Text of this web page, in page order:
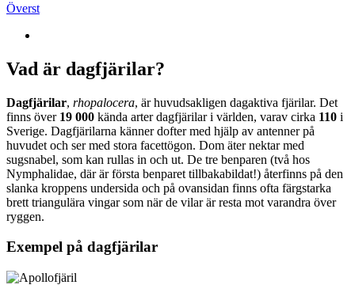
Överst
Vad är dagfjärilar?
Dagfjärilar, rhopalocera, är huvudsakligen dagaktiva fjärilar. Det
finns över 19 000 kända arter dagfjärilar i världen, varav cirka 110 i
Sverige. Dagfjärilarna känner dofter med hjälp av antenner på
huvudet och ser med stora facettögon. Dom äter nektar med
sugsnabel, som kan rullas in och ut. De tre benparen (två hos
Nymphalidae, där är första benparet tillbakabildat!) återfinns på den
slanka kroppens undersida och på ovansidan finns ofta färgstarka
brett triangulära vingar som när de vilar är resta mot varandra över
ryggen.
Exempel på dagfjärilar